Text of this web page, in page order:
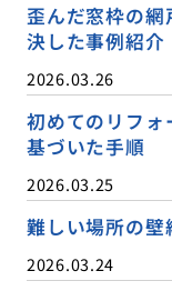
歪んだ窓枠の
決した事例紹介
2026.03.26
初めてのリフ
基づいた手順
2026.03.25
難しい場所の壁
2026.03.24